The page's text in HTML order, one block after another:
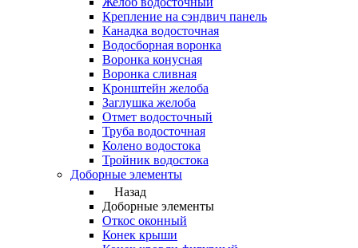
Крепление на сэндвич панель
Канадка водосточная
Водосборная воронка
Воронка конусная
Воронка сливная
Кронштейн желоба
Заглушка желоба
Отмет водосточный
Труба водосточная
Колено водостока
Тройник водостока
Доборные элементы
Назад
Доборные элементы
Откос оконный
Конек крыши